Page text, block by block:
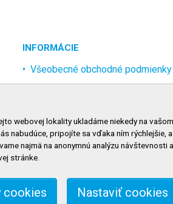
INFORMÁCIE
Všeobecné obchodné podmienky
Ochrana osobných údajov
Možnosti dopravy
Možnosti platby
Zmeniť nastavenie cookies
webovej lokality ukladáme niekedy na
nabudúce, pripojíte sa vďaka ním
najmä na anonymnú analýzu
stránke.
cookies Nastaviť cookies